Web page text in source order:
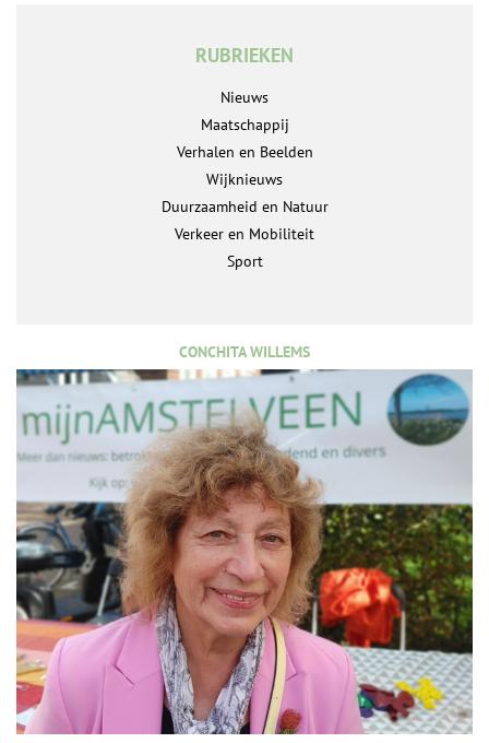
RUBRIEKEN
Nieuws
Maatschappij
Verhalen en Beelden
Wijknieuws
Duurzaamheid en Natuur
Verkeer en Mobiliteit
Sport
CONCHITA WILLEMS